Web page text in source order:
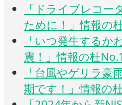
「ドライブレコー
ために！」情報の
「いつ発生するか
震！」情報の杜
「台風やゲリラ豪
期です！」情報の